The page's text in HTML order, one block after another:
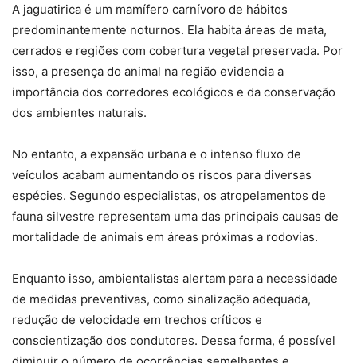
A jaguatirica é um mamífero carnívoro de hábitos
predominantemente noturnos. Ela habita áreas de mata,
cerrados e regiões com cobertura vegetal preservada. Por
isso, a presença do animal na região evidencia a
importância dos corredores ecológicos e da conservação
dos ambientes naturais.
No entanto, a expansão urbana e o intenso fluxo de
veículos acabam aumentando os riscos para diversas
espécies. Segundo especialistas, os atropelamentos de
fauna silvestre representam uma das principais causas de
mortalidade de animais em áreas próximas a rodovias.
Enquanto isso, ambientalistas alertam para a necessidade
de medidas preventivas, como sinalização adequada,
redução de velocidade em trechos críticos e
conscientização dos condutores. Dessa forma, é possível